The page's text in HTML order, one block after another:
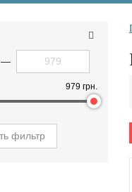
—
979 грн.
фильтр